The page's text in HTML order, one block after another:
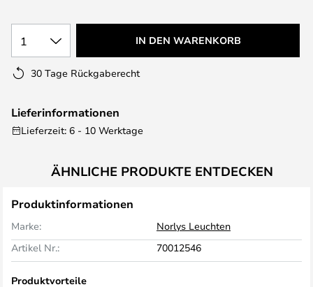
1 IN DEN WARENKORB
30 Tage Rückgaberecht
Lieferinformationen
Lieferzeit: 6 - 10 Werktage
ÄHNLICHE PRODUKTE ENTDECKEN
Produktinformationen
Marke:
Norlys Leuchten
Artikel Nr.:
70012546
Produktvorteile